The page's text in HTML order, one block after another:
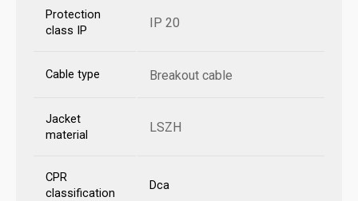
Protection
class IP
IP 20
Cable type Breakout cable
Jacket
material
LSZH
CPR
classification
Dca